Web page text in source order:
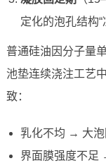
定化的泡孔结构“
普通硅油因分子量
池垫连续浇注工艺
致：
乳化不均 → 大泡
界面膜强度不足